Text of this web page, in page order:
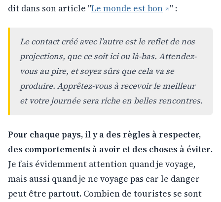
dit dans son article "Le monde est bon " :
Le contact créé avec l’autre est le reflet de nos
projections, que ce soit ici ou là-bas. Attendez-
vous au pire, et soyez sûrs que cela va se
produire. Apprêtez-vous à recevoir le meilleur
et votre journée sera riche en belles rencontres.
Pour chaque pays, il y a des règles à respecter,
des comportements à avoir et des choses à éviter.
Je fais évidemment attention quand je voyage,
mais aussi quand je ne voyage pas car le danger
peut être partout. Combien de touristes se sont